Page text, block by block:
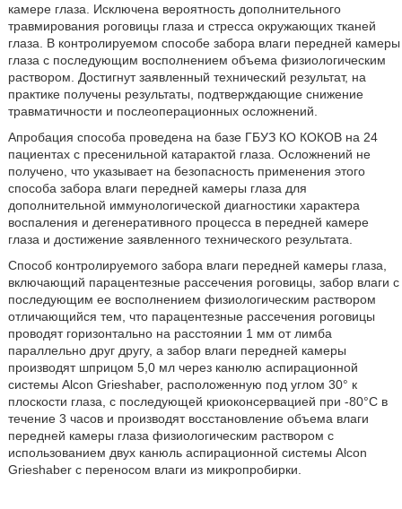
камере глаза. Исключена вероятность дополнительного
травмирования роговицы глаза и стресса окружающих тканей
глаза. В контролируемом способе забора влаги передней камеры
глаза с последующим восполнением объема физиологическим
раствором. Достигнут заявленный технический результат, на
практике получены результаты, подтверждающие снижение
травматичности и послеоперационных осложнений.
Апробация способа проведена на базе ГБУЗ КО КОКОВ на 24
пациентах с пресенильной катарактой глаза. Осложнений не
получено, что указывает на безопасность применения этого
способа забора влаги передней камеры глаза для
дополнительной иммунологической диагностики характера
воспаления и дегенеративного процесса в передней камере
глаза и достижение заявленного технического результата.
Способ контролируемого забора влаги передней камеры глаза,
включающий парацентезные рассечения роговицы, забор влаги с
последующим ее восполнением физиологическим раствором
отличающийся тем, что парацентезные рассечения роговицы
проводят горизонтально на расстоянии 1 мм от лимба
параллельно друг другу, а забор влаги передней камеры
производят шприцом 5,0 мл через канюлю аспирационной
системы Alcon Grieshaber, расположенную под углом 30° к
плоскости глаза, с последующей криоконсервацией при -80°С в
течение 3 часов и производят восстановление объема влаги
передней камеры глаза физиологическим раствором с
использованием двух канюль аспирационной системы Alcon
Grieshaber с переносом влаги из микропробирки.